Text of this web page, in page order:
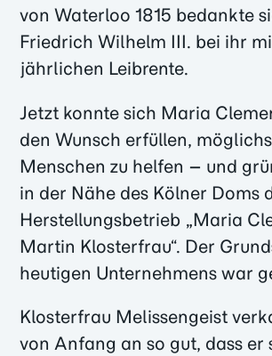
von Waterloo 1815 bedankte
Friedrich Wilhelm III. bei ihr
jährlichen Leibrente.
Jetzt konnte sich Maria
den Wunsch erfüllen,
Menschen zu helfen – und
in der Nähe des Kölner Doms
Herstellungsbetrieb „Maria
Martin Klosterfrau“. Der
heutigen Unternehmens war
Klosterfrau Melissengeist
von Anfang an so gut, dass er